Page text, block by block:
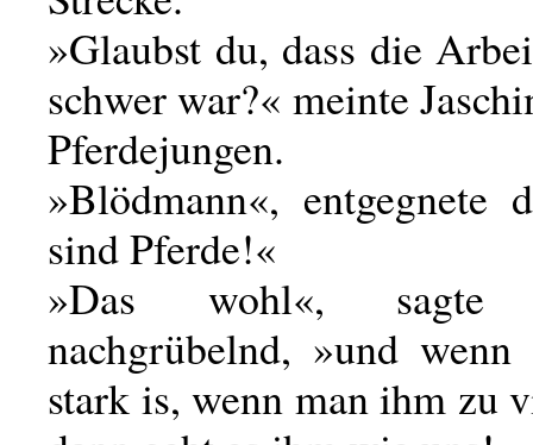
»Glaubst du, dass die
schwer war?« meinte
Pferdejungen.
»Blödmann«, entgegnete
sind Pferde!«
»Das wohl«, sagte
nachgrübelnd, »und
stark is, wenn man ihm zu